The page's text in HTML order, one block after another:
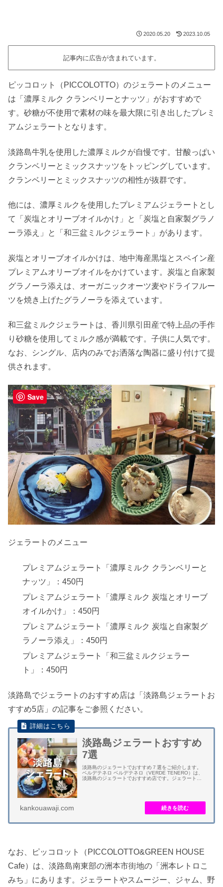
2020.05.20 2023.10.05
記事内に広告が含まれています。
ピッコロット（PICCOLOTTO）のジェラートのメニュー
は「濃厚ミルク クランベリーとナッツ」がおすすめで
す。砂糖が不使用で素材の味を最大限に引き出したプレミ
アムジェラートとなります。
淡路島牛乳を使用した濃厚ミルクが自慢です。甘酸っぱい
クランベリーとミックスナッツをトッピングしています。
クランベリーとミックスナッツの相性が抜群です。
他には、濃厚ミルクを使用したプレミアムジェラートとし
て「炭塩とオリーブオイルかけ」と「炭塩と自家製グラノ
ーラ添え」と「和三盆ミルクジェラート」があります。
炭塩とオリーブオイルかけは、地中海産黒塩とスペイン産
プレミアムオリーブオイルをかけています。炭塩と自家製
グラノーラ添えは、オーガニックオーツ麦やドライフルー
ツを焼き上げたグラノーラを添えています。
和三盆ミルクジェラートは、香川県引田産で特上品の手作
り砂糖を使用してミルク感が満載です。子供に人気です。
なお、シングル、店内のみでお洒落な陶器に盛り付けて提
供されます。
ジェラートのメニュー
プレミアムジェラート「濃厚ミルク クランベリーと
ナッツ」：450円
プレミアムジェラート「濃厚ミルク 炭塩とオリーブ
オイルかけ」：450円
プレミアムジェラート「濃厚ミルク 炭塩と自家製グ
ラノーラ添え」：450円
プレミアムジェラート「和三盆ミルクジェラー
ト」：450円
淡路島でジェラートのおすすめ店は「淡路島ジェラートお
すすめ5店」の記事をご参照ください。
淡路島ジェラートおすすめ
7選
淡路島のジェラートでおすすめ７選をご紹介します。
ベルデテネロ ベルデテネロ（VERDE TENERO）は、
淡路島のジェラートでおすすめ店です。ジェラートの
kankouawaji.com
なお、ピッコロット（PICCOLOTTO&GREEN HOUSE
Cafe）は、淡路島南東部の洲本市街地の「洲本レトロこ
みち」にあります。ジェラートやスムージー、ジャム、野
Save